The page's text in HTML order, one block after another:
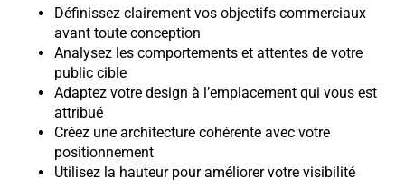
Définissez clairement vos objectifs commerciaux
avant toute conception
Analysez les comportements et attentes de votre
public cible
Adaptez votre design à l’emplacement qui vous est
attribué
Créez une architecture cohérente avec votre
positionnement
Utilisez la hauteur pour améliorer votre visibilité